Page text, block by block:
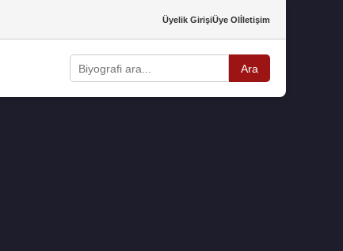
Üyelik GirişiÜye Olİletişim
Ara